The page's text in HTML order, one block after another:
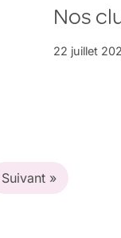
Nos
22 juillet
Suivant »